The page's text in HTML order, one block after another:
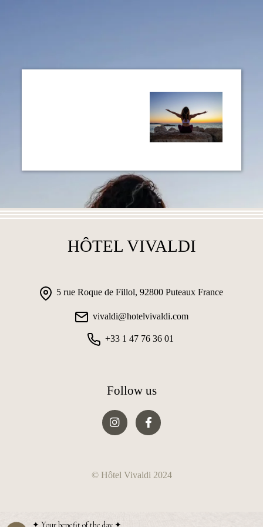
HÔTEL VIVALDI
5 rue Roque de Fillol, 92800 Puteaux France
vivaldi@hotelvivaldi.com
+33 1 47 76 36 01
Follow us
© Hôtel Vivaldi 2024